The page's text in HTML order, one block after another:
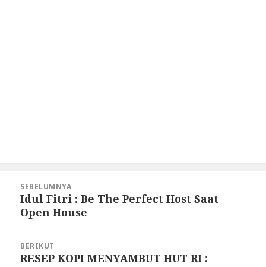
SEBELUMNYA
Pos
sebelumnya:
Idul Fitri : Be The Perfect Host Saat
Open House
BERIKUT
Pos
RESEP KOPI MENYAMBUT HUT RI :